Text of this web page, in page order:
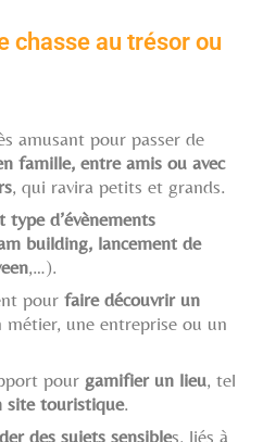
chasse au trésor ou
amusant pour passer de
famille, entre amis ou avec
, qui ravira petits et grands.
type d’évènements
building, lancement de
,…).
pour faire découvrir un
métier, une entreprise ou un
pour gamifier un lieu, tel
site touristique.
des sujets sensibles, liés à